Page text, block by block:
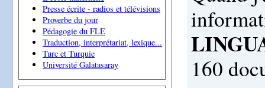
Presse écrite - radios et télévisions
Proverbe du jour
Pédagogie du FLE
Traduction, interprétariat, lexique...
Turc et Turquie
Université Galatasaray
160